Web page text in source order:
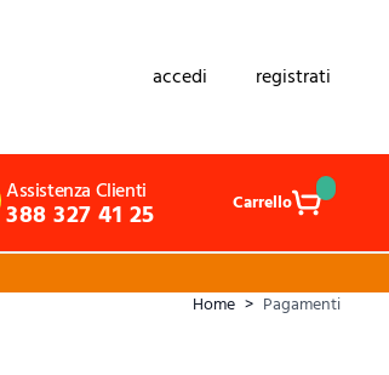
accedi registrati
Assistenza Clienti
388 327 41 25 Carrello
Home > Pagamenti